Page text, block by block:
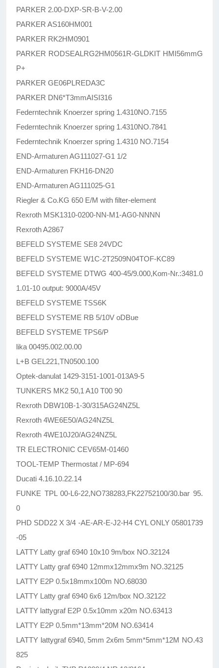
PARKER 2.00-DXP-SR-B-V-2.00
PARKER AS160HM001
PARKER RK2HM0901
PARKER RODSEALRG2HM0561R-GLDKIT HMI56mmG
P+
PARKER GE06PLREDA3C
PARKER DN6*T3mmAISI316
Federntechnik Knoerzer spring 1.4310NO.7155
Federntechnik Knoerzer spring 1.4310NO.7841
Federntechnik Knoerzer spring 1.4310 NO.7154
END-Armaturen AG111027-G1 1/2
END-Armaturen FKH16-DN20
END-Armaturen AG111025-G1
Riegler & Co.KG 650 E/M with filter-element
Rexroth MSK1310-0200-NN-M1-AG0-NNNN
Rexroth A2867
BEFELD SYSTEME SE8 24VDC
BEFELD SYSTEME W1C-2T2509N04TOF-KC89
BEFELD SYSTEME DTWG 400-45/9.000,Kom-Nr.:3481.0
1.01-10 output: 9000A/45V
BEFELD SYSTEME TSS6K
BEFELD SYSTEME RB 5/10V oDBue
BEFELD SYSTEME TPS6/P
lika 00495.002.00.00
L+B GEL221,TN0500.100
Optek-danulat 1429-3151-1001-013A9-5
TUNKERS MK2 50,1 A10 T00 90
Rexroth DBW10B-1-30/315AG24NZ5L
Rexroth 4WE6E50/AG24NZ5L
Rexroth 4WE10J20/AG24NZ5L
TR ELECTRONIC CEV65M-01460
TOOL-TEMP Thermostat / MP-694
Ducati 4.16.10.22.14
FUNKE TPL 00-L6-22,NO738283,FK22752100/30.bar 95.
0
PHD SDD22 X 3/4 -AE-AR-E-J2-H4 CYL ONLY 05801739
-05
LATTY Latty graf 6940 10x10 9m/box NO.32124
LATTY Latty graf 6940 12mmx12mmx9m NO.32125
LATTY E2P 0.5x18mmx100m NO.68030
LATTY Latty graf 6940 6x6 12m/box NO.32122
LATTY lattygraf E2P 0.5x10mm x20m NO.63413
LATTY E2P 0.5mm*13mm*20M NO.63414
LATTY lattygraf 6940, 5mm 2x6m 5mm*5mm*12M NO.43
825